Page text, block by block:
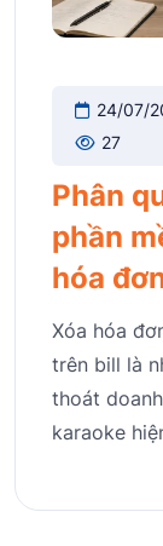
24/07/
27
Phân
phần
hóa
Xóa hóa
trên bill là
thoát
karaoke